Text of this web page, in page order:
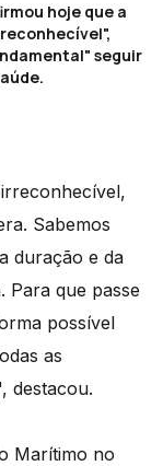
hoje que a
seguir
Sabemos
duração e da
Para que passe
possível
as
destacou.
Marítimo no